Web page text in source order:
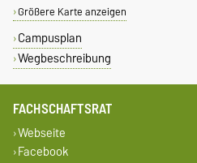
Größere Karte anzeigen
Campusplan
Wegbeschreibung
FACHSCHAFTSRAT
Webseite
Facebook